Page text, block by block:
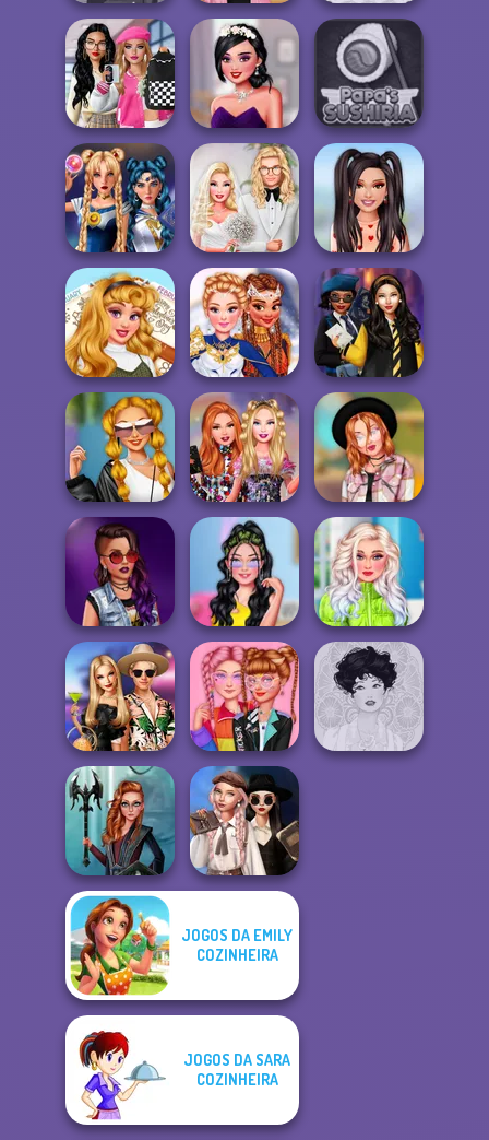
Medieval Woman Baddie Vs Pretty Papa's Bakeria
Bab's Back to
School Style
Cha...
Uninvited
Bridesmaids
Papa's Sushiria
Sailor Moon And
Friends Cosmic...
Babs' Spring
Wedding
TikTok Divas
Lovecore
All Year Round
Fashion Addict...
Super Hero
School
Hogwarts
Princesses
Superheroes
TikTok Party
Looks
Bestie Birthday
Surprise
Tiktok Divas
Shacket Fashion
Pretty In Punk
Insta Girls First
Date Look Ti...
Puffer Jacket
Divas
BFFs' Birthday
Bash For Babs
TikTok #Kidcore
Models
Centaur
Princesses
Wednesday's
Breakup
JOGOS DA EMILY
COZINHEIRA
JOGOS DA SARA
COZINHEIRA